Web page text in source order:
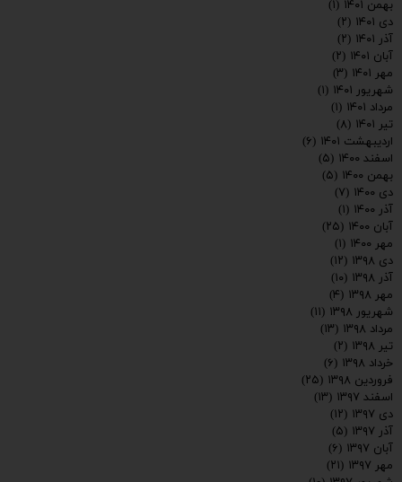
بهمن ۱۴۰۱
(۱)
دی ۱۴۰۱
(۲)
آذر ۱۴۰۱
(۲)
آبان ۱۴۰۱
(۲)
مهر ۱۴۰۱
(۳)
شهریور ۱۴۰۱
(۱)
مرداد ۱۴۰۱
(۱)
تیر ۱۴۰۱
(۸)
اردیبهشت ۱۴۰۱
(۶)
اسفند ۱۴۰۰
(۵)
بهمن ۱۴۰۰
(۵)
دی ۱۴۰۰
(۷)
آذر ۱۴۰۰
(۱)
آبان ۱۴۰۰
(۲۵)
مهر ۱۴۰۰
(۱)
دی ۱۳۹۸
(۱۲)
آذر ۱۳۹۸
(۱۰)
مهر ۱۳۹۸
(۴)
شهریور ۱۳۹۸
(۱۱)
مرداد ۱۳۹۸
(۱۳)
تیر ۱۳۹۸
(۲)
خرداد ۱۳۹۸
(۶)
فروردین ۱۳۹۸
(۲۵)
اسفند ۱۳۹۷
(۱۳)
دی ۱۳۹۷
(۱۲)
آذر ۱۳۹۷
(۵)
آبان ۱۳۹۷
(۶)
مهر ۱۳۹۷
(۲۱)